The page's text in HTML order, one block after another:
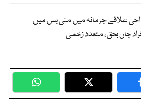
علاقے جرمانہ میں منی بس میں
WhatsApp Twitter